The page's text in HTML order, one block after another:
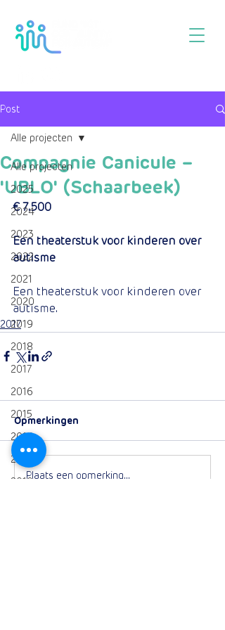
Post
Alle projecten
2025
2024
2023
2022
2021
2020
2019
2018
2017
2016
2015
2014
2013
2010
Alle projecten
Compagnie Canicule –
'UBLO' (Schaarbeek)
€ 7.500
Een theaterstuk voor kinderen over
autisme
Een theaterstuk voor kinderen over
autisme.
2017
Opmerkingen
Plaats een opmerking...